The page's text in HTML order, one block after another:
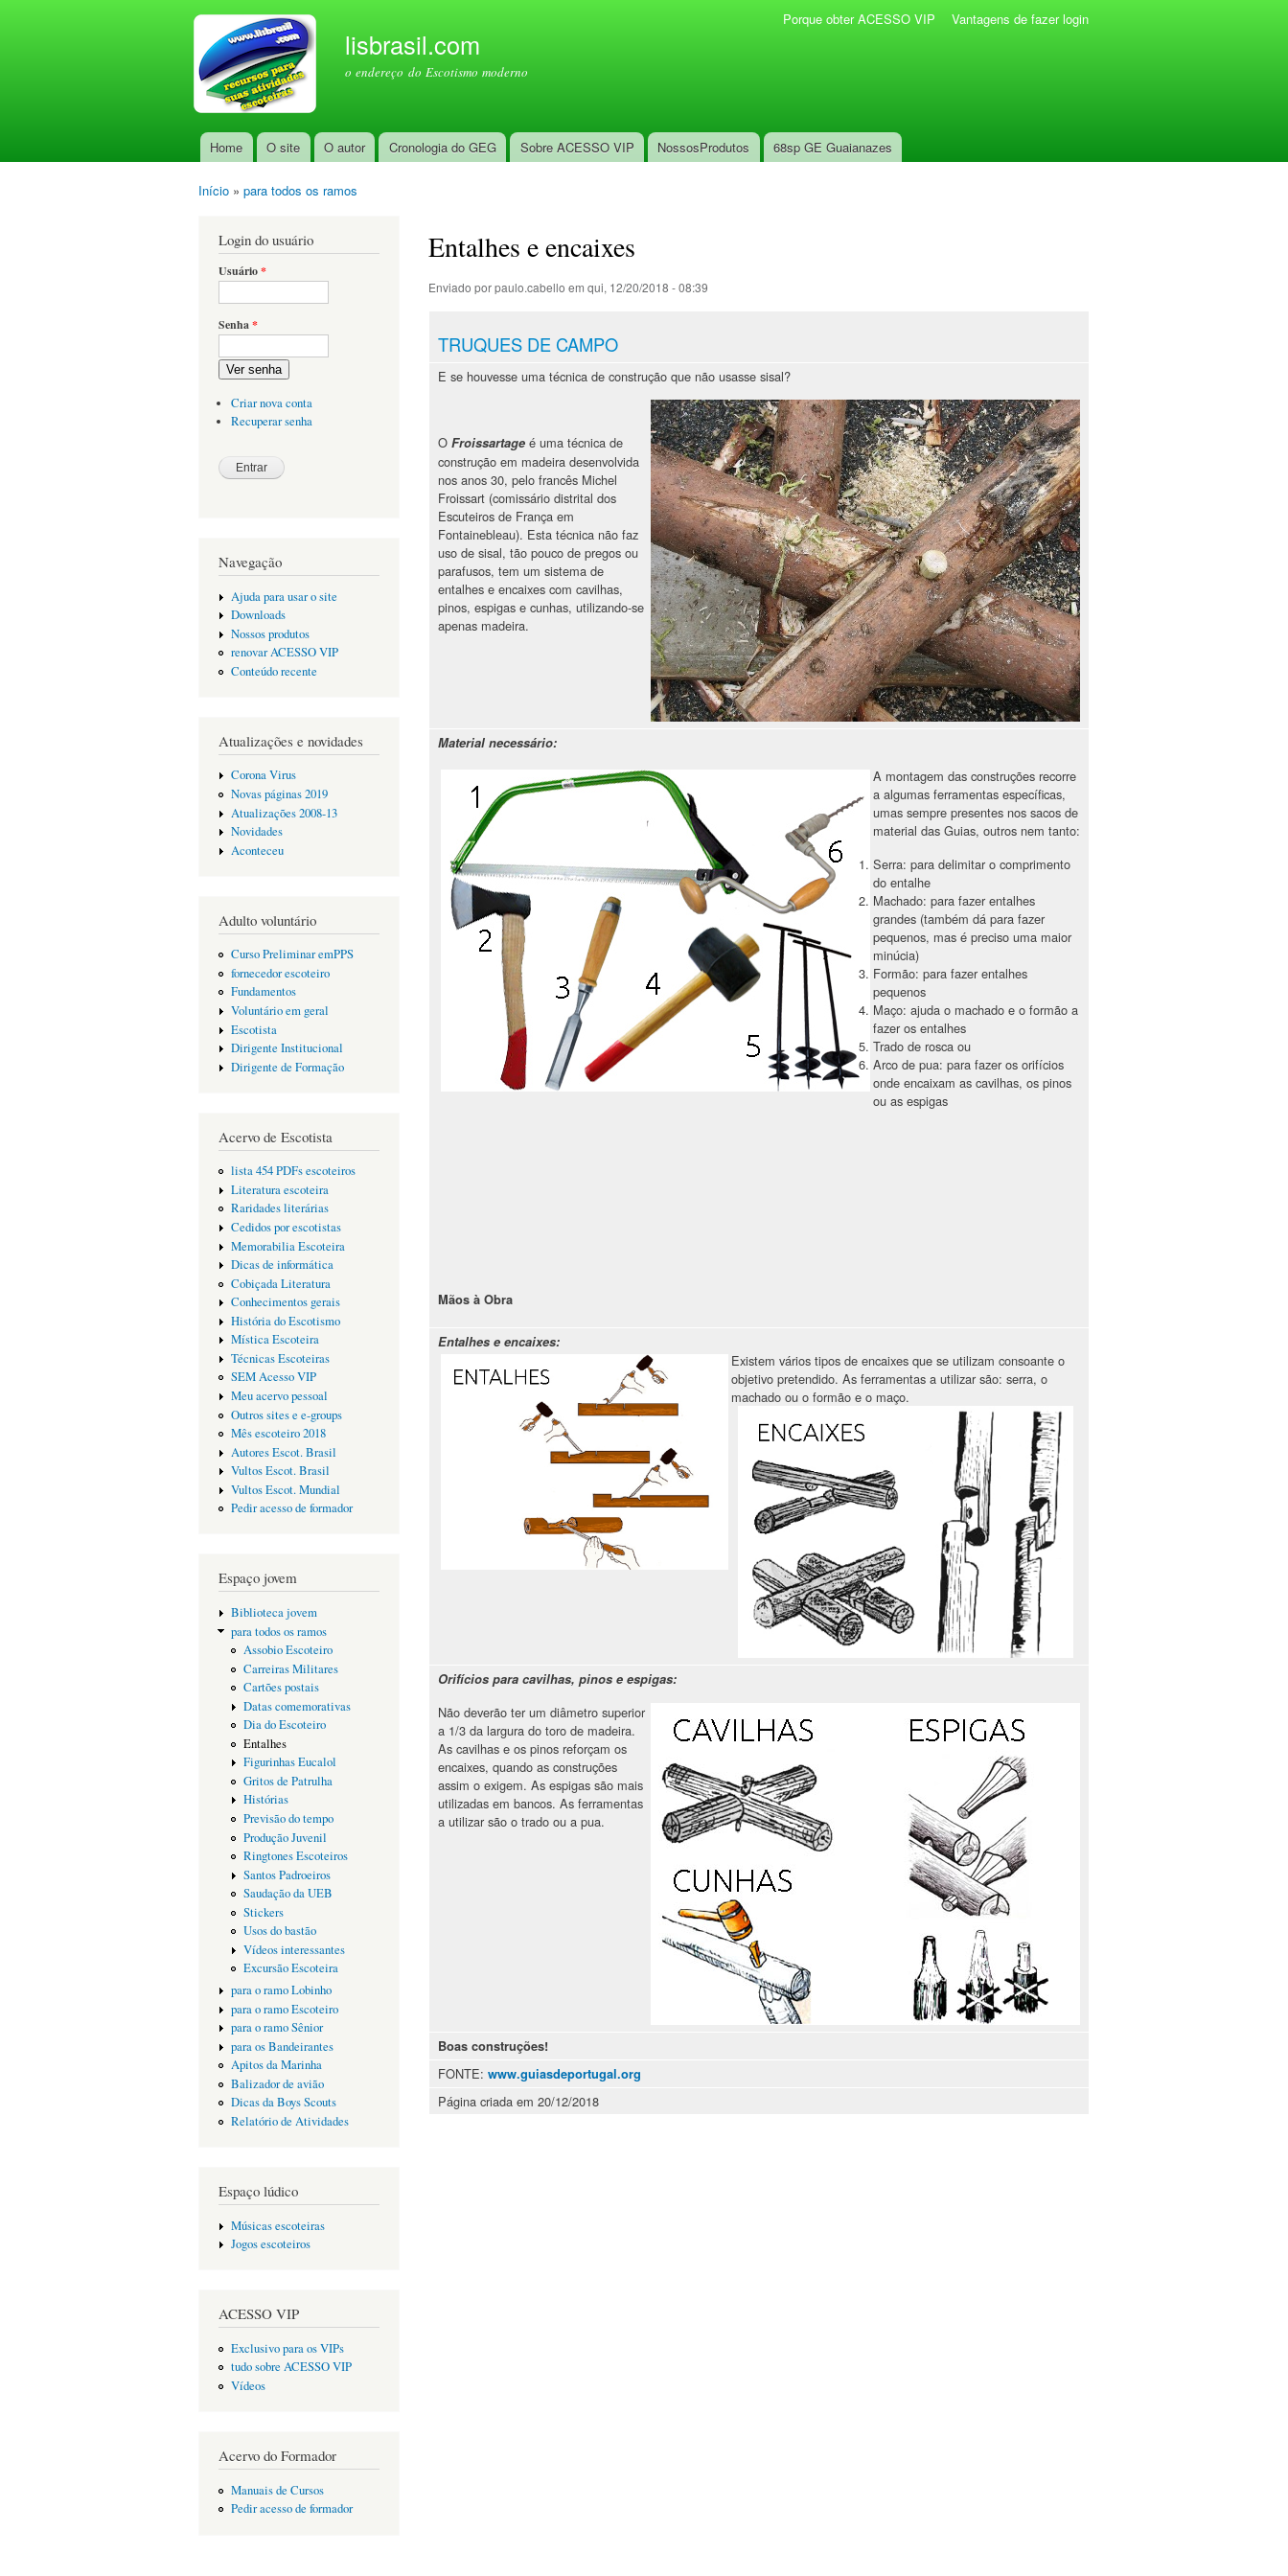
lisbrasil.com
o endereço do Escotismo moderno
Menu principal
Home O site O autor Cronologia do GEG Sobre ACESSO VIP NossosProdutos 68sp GE Guaianazes
Porque obter ACESSO VIP Vantagens de fazer login
Início » para todos os ramos
Login do usuário
Usuário*
Senha*
Ver senha
Criar nova conta
Recuperar senha
Navegação
Ajuda para usar o site
Downloads
Nossos produtos
renovar ACESSO VIP
Conteúdo recente
Atualizações e novidades
Corona Virus
Novas páginas 2019
Atualizações 2008-13
Novidades
Aconteceu
Adulto voluntário
Curso Preliminar emPPS
fornecedor escoteiro
Fundamentos
Voluntário em geral
Escotista
Dirigente Institucional
Dirigente de Formação
Acervo de Escotista
lista 454 PDFs escoteiros
Literatura escoteira
Raridades literárias
Cedidos por escotistas
Memorabilia Escoteira
Dicas de informática
Cobiçada Literatura
Conhecimentos gerais
História do Escotismo
Mística Escoteira
Técnicas Escoteiras
SEM Acesso VIP
Meu acervo pessoal
Outros sites e e-groups
Mês escoteiro 2018
Autores Escot. Brasil
Vultos Escot. Brasil
Vultos Escot. Mundial
Pedir acesso de formador
Espaço jovem
Biblioteca jovem
para todos os ramos
Assobio Escoteiro
Carreiras Militares
Cartões postais
Datas comemorativas
Dia do Escoteiro
Entalhes
Figurinhas Eucalol
Gritos de Patrulha
Histórias
Previsão do tempo
Produção Juvenil
Ringtones Escoteiros
Santos Padroeiros
Saudação da UEB
Stickers
Usos do bastão
Vídeos interessantes
Excursão Escoteira
para o ramo Lobinho
para o ramo Escoteiro
para o ramo Sênior
para os Bandeirantes
Apitos da Marinha
Balizador de avião
Dicas da Boys Scouts
Relatório de Atividades
Espaço lúdico
Músicas escoteiras
Jogos escoteiros
ACESSO VIP
Exclusivo para os VIPs
tudo sobre ACESSO VIP
Vídeos
Acervo do Formador
Manuais de Cursos
Pedir acesso de formador
Entalhes e encaixes
Enviado porpaulo.cabello em qui, 12/20/2018 - 08:39
TRUQUES DE CAMPO
E se houvesse uma técnica de construção que não usasse sisal?
O Froissartage é uma técnica de
construção em madeira desenvolvida
nos anos 30, pelo francês Michel
Froissart (comissário distrital dos
Escuteiros de França em
Fontainebleau). Esta técnica não faz
uso de sisal, tão pouco de pregos ou
parafusos, tem um sistema de
entalhes e encaixes com cavilhas,
pinos, espigas e cunhas, utilizando-se
apenas madeira.
Material necessário:
A montagem das construções recorre
a algumas ferramentas específicas,
umas sempre presentes nos sacos de
material das Guias, outros nem tanto:
Serra: para delimitar o comprimento
do entalhe
Machado: para fazer entalhes
grandes (também dá para fazer
pequenos, mas é preciso uma maior
minúcia)
Formão: para fazer entalhes
pequenos
Maço: ajuda o machado e o formão a
fazer os entalhes
Trado de rosca ou
Arco de pua: para fazer os orifícios
onde encaixam as cavilhas, os pinos
ou as espigas
Mãos à Obra
Entalhes e encaixes:
Existem vários tipos de encaixes que se utilizam consoante o
objetivo pretendido. As ferramentas a utilizar são: serra, o
machado ou o formão e o maço.
Orifícios para cavilhas, pinos e espigas:
Não deverão ter um diâmetro superior
a 1/3 da largura do toro de madeira.
As cavilhas e os pinos reforçam os
encaixes, quando as construções
assim o exigem. As espigas são mais
utilizadas em bancos. As ferramentas
a utilizar são o trado ou a pua.
Boas construções!
FONTE: www.guiasdeportugal.org
Página criada em 20/12/2018